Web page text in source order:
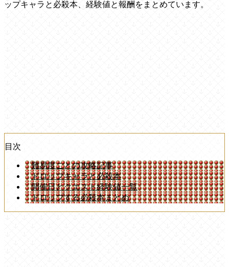
ップキャラと必殺本、経験値と報酬をまとめています。
目次
難易度ごとの攻略記事
ドロップキャラと必殺本
開催日とクエスト経験値一覧
ドロップする必殺本まとめ